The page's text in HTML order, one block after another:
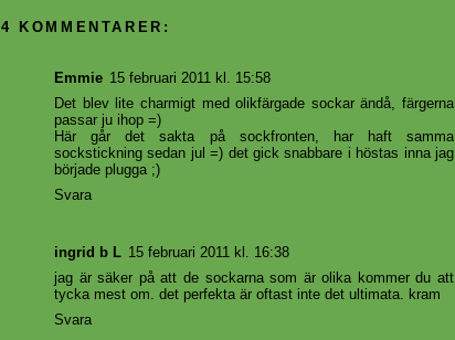
4 KOMMENTARER:
Emmie 15 februari 2011 kl. 15:58
Det blev lite charmigt med olikfärgade sockar ändå, färgerna
passar ju ihop =)
Här går det sakta på sockfronten, har haft samma
sockstickning sedan jul =) det gick snabbare i höstas inna jag
började plugga ;)
Svara
ingrid b L 15 februari 2011 kl. 16:38
jag är säker på att de sockarna som är olika kommer du att
tycka mest om. det perfekta är oftast inte det ultimata. kram
Svara